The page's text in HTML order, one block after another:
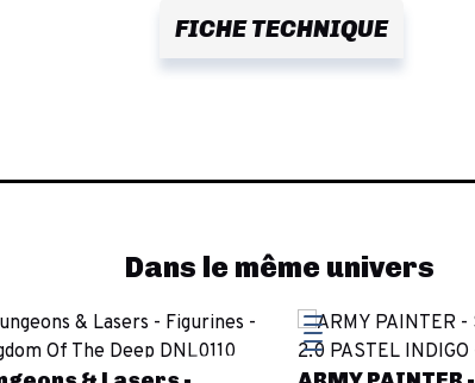
FICHE TECHNIQUE
Dans le même univers